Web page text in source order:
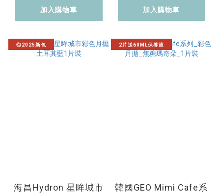
加入購物車 加入購物車
💞2025新色
海昌Hydron 星眸城市
2片送60ML保養液
韓國GEO Mimi Cafe系